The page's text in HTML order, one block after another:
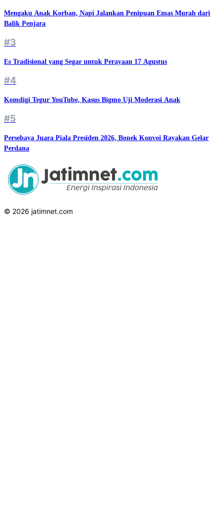
Mengaku Anak Korban, Napi Jalankan Penipuan Emas Murah dari
Balik Penjara
#3
Es Tradisional yang Segar untuk Perayaan 17 Agustus
#4
Komdigi Tegur YouTube, Kasus Bigmo Uji Moderasi Anak
#5
Persebaya Juara Piala Presiden 2026, Bonek Konvoi Rayakan Gelar
Perdana
© 2026 jatimnet.com